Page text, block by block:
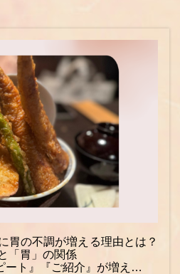
胃の不調が増える理由とは？
「胃」の関係
ト』『ご紹介』が増え…